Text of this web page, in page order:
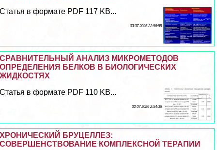
Статья в формате PDF 117 KB...
03 07 2026 22:56:55
СРАВНИТЕЛЬНЫЙ АНАЛИЗ МИКРОМЕТОДОВ
ОПРЕДЕЛЕНИЯ БЕЛКОВ В БИОЛОГИЧЕСКИХ
ЖИДКОСТЯХ
Статья в формате PDF 110 KB...
02 07 2026 2:54:36
ХРОНИЧЕСКИЙ БРУЦЕЛЛЕЗ:
СОВЕРШЕНСТВОВАНИЕ КОМПЛЕКСНОЙ ТЕРАПИИ